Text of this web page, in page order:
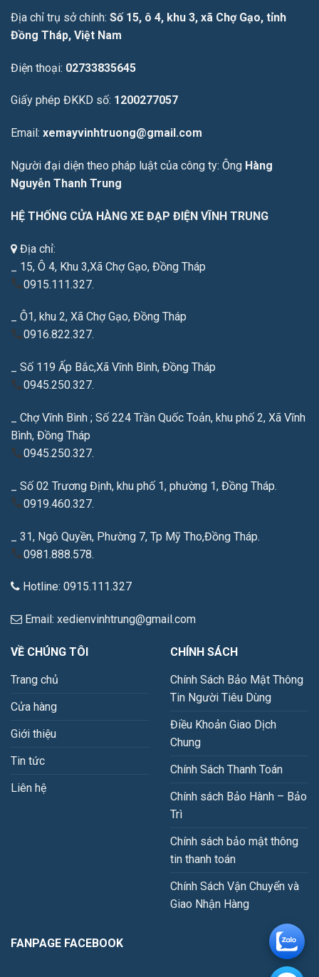
Địa chỉ trụ sở chính: Số 15, ô 4, khu 3, xã Chợ Gạo, tỉnh
Đồng Tháp, Việt Nam
Điện thoại: 02733835645
Giấy phép ĐKKD số: 1200277057
Email: xemayvinhtruong@gmail.com
Người đại diện theo pháp luật của công ty: Ông Hàng
Nguyễn Thanh Trung
HỆ THỐNG CỬA HÀNG XE ĐẠP ĐIỆN VĨNH TRUNG
Địa chỉ:
_ 15, Ô 4, Khu 3,Xã Chợ Gạo, Đồng Tháp
0915.111.327.
_ Ô1, khu 2, Xã Chợ Gạo, Đồng Tháp
0916.822.327.
_ Số 119 Ấp Bắc,Xã Vĩnh Bình, Đồng Tháp
0945.250.327.
_ Chợ Vĩnh Bình ; Số 224 Trần Quốc Toản, khu phố 2, Xã Vĩnh
Bình, Đồng Tháp
0945.250.327.
_ Số 02 Trương Định, khu phố 1, phường 1, Đồng Tháp.
0919.460.327.
_ 31, Ngô Quyền, Phường 7, Tp Mỹ Tho,Đồng Tháp.
0981.888.578.
Hotline: 0915.111.327
Email: xedienvinhtrung@gmail.com
VỀ CHÚNG TÔI
Trang chủ
Cửa hàng
Giới thiệu
Tin tức
Liên hệ
CHÍNH SÁCH
Chính Sách Bảo Mật Thông
Tin Người Tiêu Dùng
Điều Khoản Giao Dịch
Chung
Chính Sách Thanh Toán
Chính sách Bảo Hành – Bảo
Trì
Chính sách bảo mật thông
tin thanh toán
Chính Sách Vận Chuyển và
Giao Nhận Hàng
FANPAGE FACEBOOK